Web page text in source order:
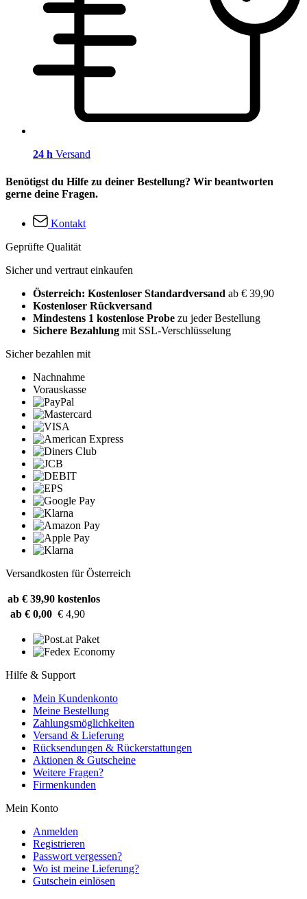
24 h Versand
Benötigst du Hilfe zu deiner Bestellung? Wir beantworten
gerne deine Fragen.
Kontakt
Geprüfte Qualität
Sicher und vertraut einkaufen
Österreich: Kostenloser Standardversand ab € 39,90
Kostenloser Rückversand
Mindestens 1 kostenlose Probe zu jeder Bestellung
Sichere Bezahlung mit SSL-Verschlüsselung
Sicher bezahlen mit
Nachnahme
Vorauskasse
Versandkosten für Österreich
ab € 39,90 kostenlos
ab € 0,00 € 4,90
Hilfe & Support
Mein Kundenkonto
Meine Bestellung
Zahlungsmöglichkeiten
Versand & Lieferung
Rücksendungen & Rückerstattungen
Aktionen & Gutscheine
Weitere Fragen?
Firmenkunden
Mein Konto
Anmelden
Registrieren
Passwort vergessen?
Wo ist meine Lieferung?
Gutschein einlösen